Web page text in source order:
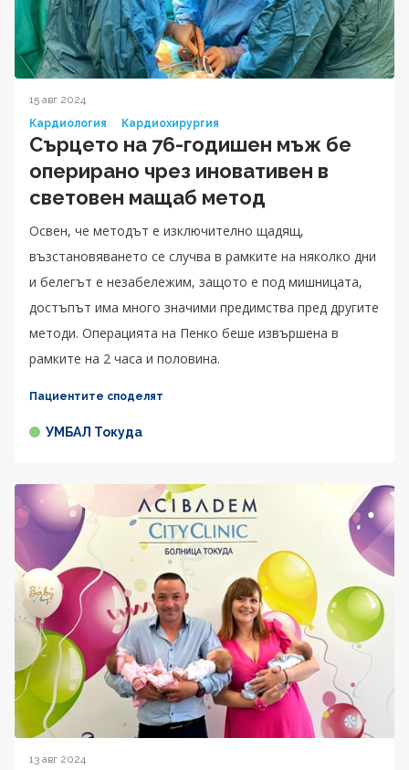
15 авг 2024
Кардиология
Кардиохирургия
Сърцето на 76-годишен мъж бе
оперирано чрез иновативен в
световен мащаб метод
Освен, че методът е изключително щадящ,
възстановяването се случва в рамките на няколко дни
и белегът е незабележим, защото е под мишницата,
достъпът има много значими предимства пред другите
методи. Операцията на Пенко беше извършена в
рамките на 2 часа и половина.
Пациентите споделят
УМБАЛ Токуда
13 авг 2024